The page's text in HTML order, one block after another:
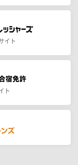
イト
ト